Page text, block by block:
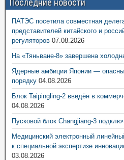
Последние новости
ПАТЭС посетила совместная
представителей китайского и
регуляторов 07.08.2026
На «Тяньване-8» завершена
Ядерные амбиции Японии —
порядку 04.08.2026
Блок Taipingling-2 введён в
04.08.2026
Пусковой блок Changjiang-3
Медицинский электронный
к специальной экспертизе
03.08.2026